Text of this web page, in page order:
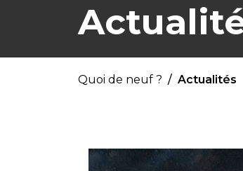
Quoi de neuf ? Actualités